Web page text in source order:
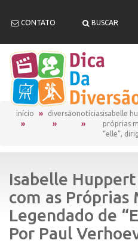
CONTATO BUSCAR
início diversãonotíciasisabelle
próprias
“elle”,
Isabelle
com as Próprias
Legendado de
Por Paul